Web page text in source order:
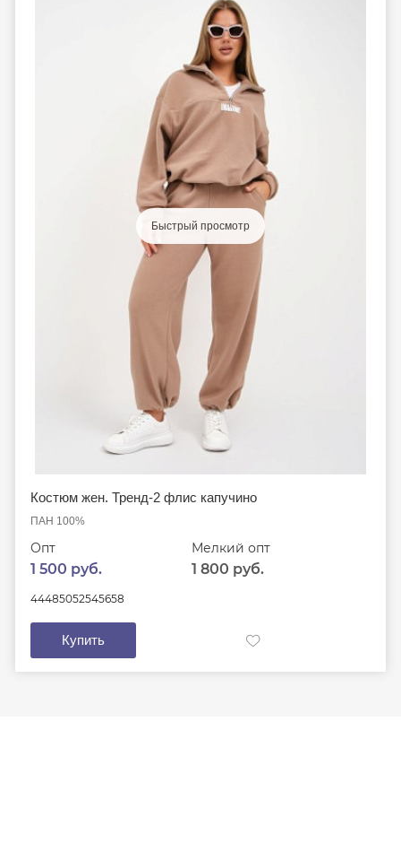
Быстрый просмотр
Костюм жен. Тренд-2 флис капучино
ПАН 100%
Опт Мелкий опт
1 500 руб. 1 800 руб.
44485052545658
Купить